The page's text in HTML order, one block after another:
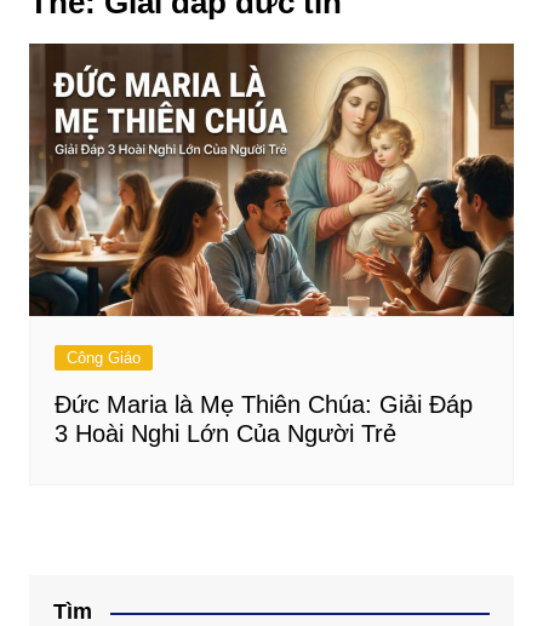
Công Giáo
Đức Maria là Mẹ Thiên Chúa: Giải Đáp
3 Hoài Nghi Lớn Của Người Trẻ
Tìm